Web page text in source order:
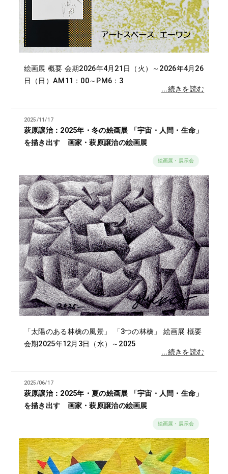
絵画展 概要 会期2026年4月21日（火）～2026年4月26
日（日）AM11：00～PM6：3
...続きを読む
2025/11/17
萩原譲治：2025年・冬の絵画展 「宇宙・人間・生命」
を描き出す 画家・萩原譲治の絵画展
絵画展・展示会
「太陽のある林檎の風景」 「3つの林檎」 絵画展 概要
会期2025年12月3日（水）～2025
...続きを読む
2025/06/17
萩原譲治：2025年・夏の絵画展 「宇宙・人間・生命」
を描き出す 画家・萩原譲治の絵画展
絵画展・展示会